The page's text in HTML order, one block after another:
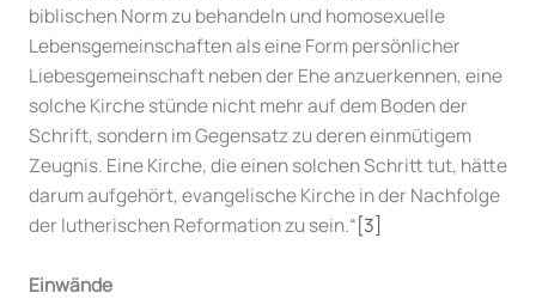
biblischen Norm zu behandeln und homosexuelle
Lebensgemeinschaften als eine Form persönlicher
Liebesgemeinschaft neben der Ehe anzuerkennen, eine
solche Kirche stünde nicht mehr auf dem Boden der
Schrift, sondern im Gegensatz zu deren einmütigem
Zeugnis. Eine Kirche, die einen solchen Schritt tut, hätte
darum aufgehört, evangelische Kirche in der Nachfolge
der lutherischen Reformation zu sein.“[3]
Einwände